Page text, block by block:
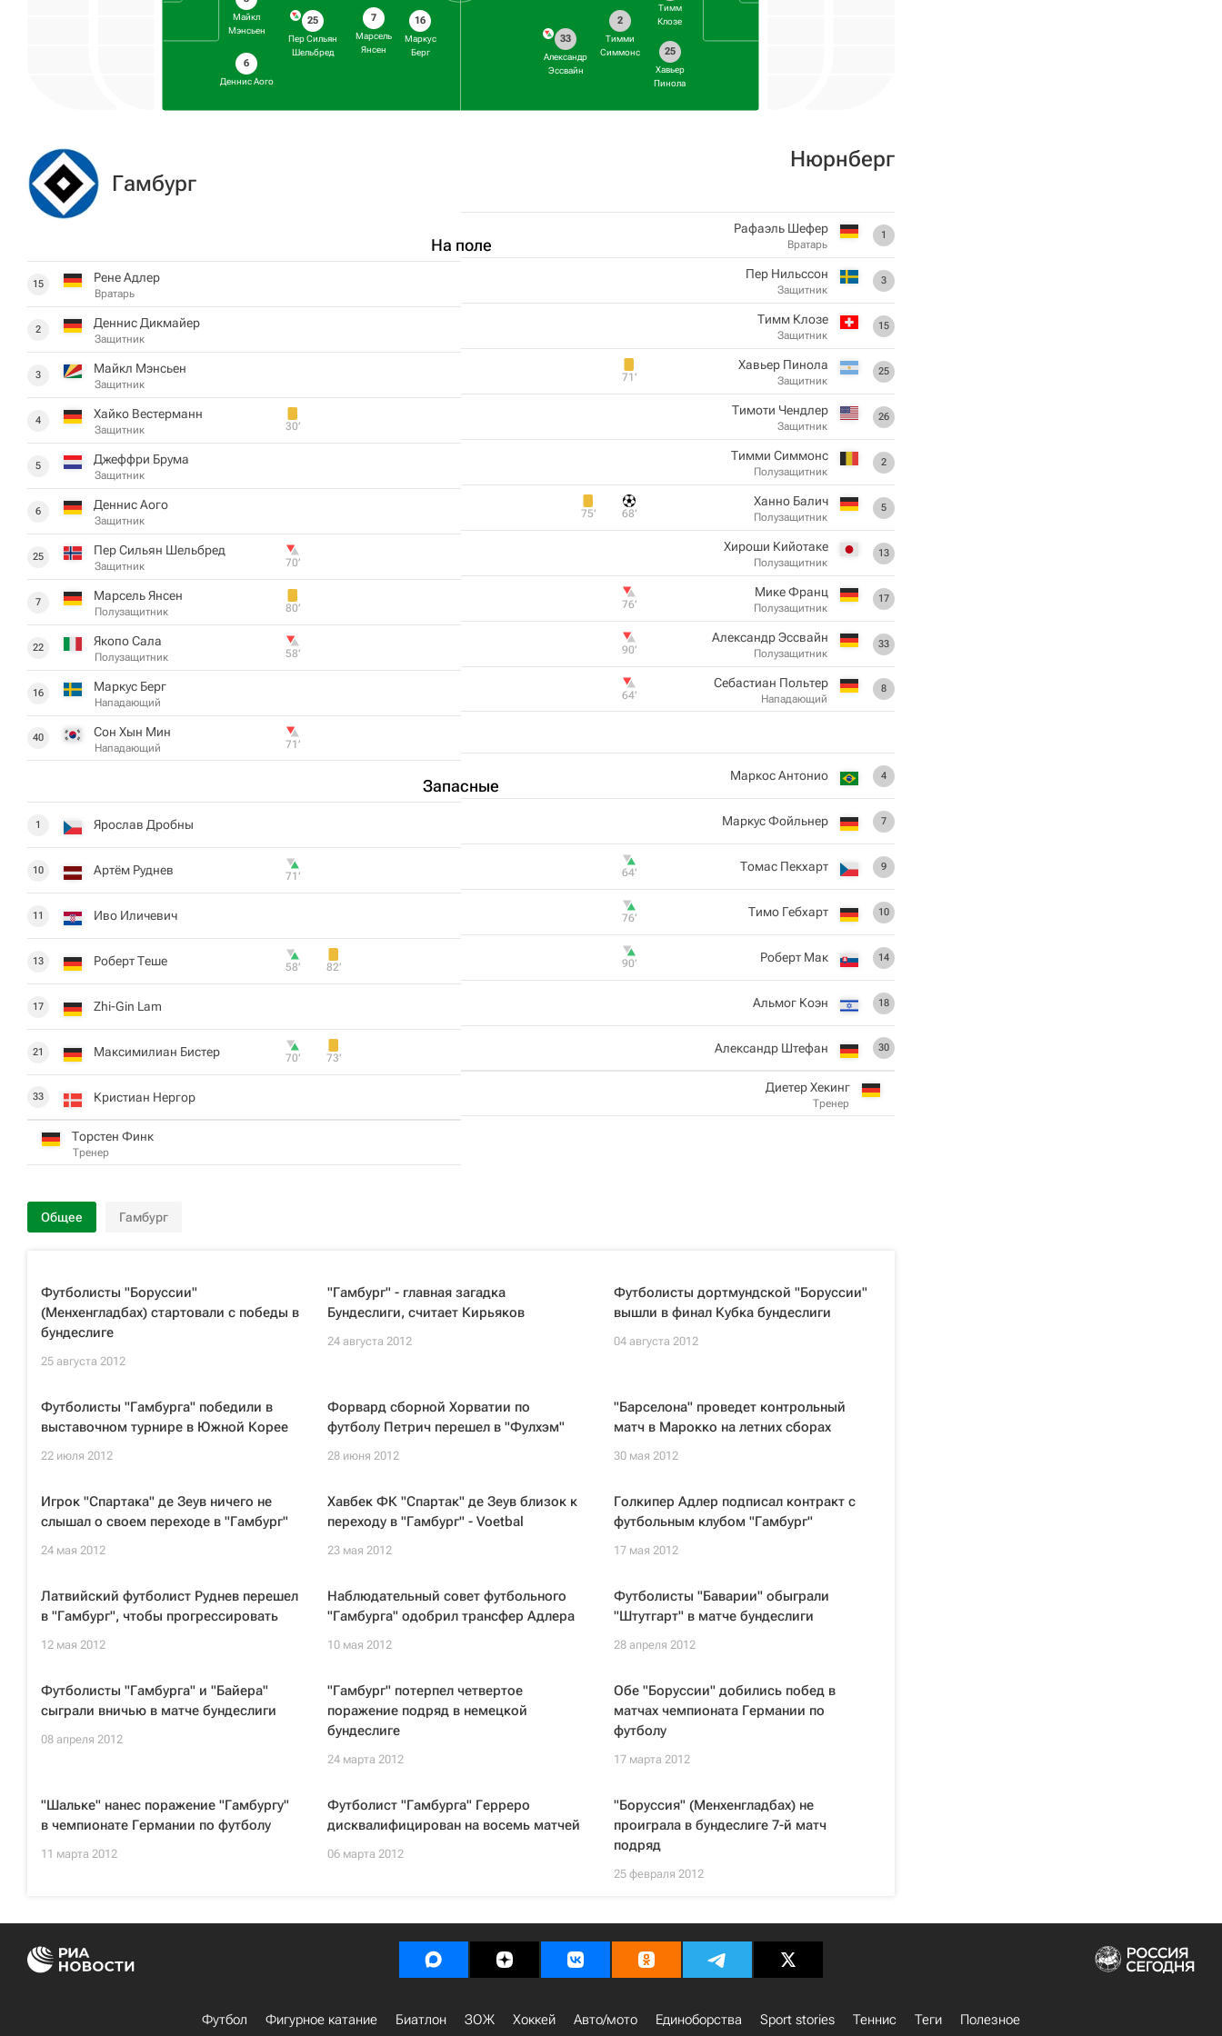
Майкл
Мэнсьен
6
Деннис Аого
25
Пер Сильян
Шельбред
7
Марсель
Янсен
16
Маркус
Берг
Тимм
Клозе
25
Хавьер
Пинола
2
Тимми
Симмонс
33
Александр
Эссвайн
Гамбург
На поле
15 Рене Адлер
Вратарь
2 Деннис Дикмайер
Защитник
3 Майкл Мэнсьен
Защитник
4 Хайко Вестерманн
Защитник 30‎’‎
5 Джеффри Брума
Защитник
6 Деннис Аого
Защитник
25 Пер Сильян Шельбред
Защитник 70‎’‎
7 Марсель Янсен
Полузащитник 80‎’‎
22 Якопо Сала
Полузащитник 58‎’‎
16 Маркус Берг
Нападающий
40 Сон Хын Мин
Нападающий 71‎’‎
Запасные
1 Ярослав Дробны
10 Артём Руднев 71‎’‎
11 Иво Иличевич
13 Роберт Теше 58‎’‎ 82‎’‎
17 Zhi-Gin Lam
21 Максимилиан Бистер 70‎’‎ 73‎’‎
33 Кристиан Нергор
Торстен Финк
Тренер
Нюрнберг
1
Рафаэль Шефер
Вратарь
3
Пер Нильссон
Защитник
15
Тимм Клозе
Защитник
25
Хавьер Пинола
Защитник
71‎’‎
26
Тимоти Чендлер
Защитник
2
Тимми Симмонс
Полузащитник
5
Ханно Балич
Полузащитник
68‎’‎
75‎’‎
13
Хироши Кийотаке
Полузащитник
17
Мике Франц
Полузащитник
76‎’‎
33
Александр Эссвайн
Полузащитник
90‎’‎
8
Себастиан Польтер
Нападающий
64‎’‎
4
Маркос Антонио
7
Маркус Фойльнер
9
Томас Пекхарт
64‎’‎
10
Тимо Гебхарт
76‎’‎
14
Роберт Мак
90‎’‎
18
Альмог Коэн
30
Александр Штефан
Диетер Хекинг
Тренер
Общее Гамбург
Футболисты "Боруссии"
(Менхенгладбах) стартовали с победы в
бундеслиге
25 августа 2012
"Гамбург" - главная загадка
Бундеслиги, считает Кирьяков
24 августа 2012
Футболисты дортмундской "Боруссии"
вышли в финал Кубка бундеслиги
04 августа 2012
Футболисты "Гамбурга" победили в
выставочном турнире в Южной Корее
22 июля 2012
Форвард сборной Хорватии по
футболу Петрич перешел в "Фулхэм"
28 июня 2012
"Барселона" проведет контрольный
матч в Марокко на летних сборах
30 мая 2012
Игрок "Спартака" де Зеув ничего не
слышал о своем переходе в "Гамбург"
24 мая 2012
Хавбек ФК "Спартак" де Зеув близок к
переходу в "Гамбург" - Voetbal
23 мая 2012
Голкипер Адлер подписал контракт с
футбольным клубом "Гамбург"
17 мая 2012
Латвийский футболист Руднев перешел
в "Гамбург", чтобы прогрессировать
12 мая 2012
Наблюдательный совет футбольного
"Гамбурга" одобрил трансфер Адлера
10 мая 2012
Футболисты "Баварии" обыграли
"Штутгарт" в матче бундеслиги
28 апреля 2012
Футболисты "Гамбурга" и "Байера"
сыграли вничью в матче бундеслиги
08 апреля 2012
"Гамбург" потерпел четвертое
поражение подряд в немецкой
бундеслиге
24 марта 2012
Обе "Боруссии" добились побед в
матчах чемпионата Германии по
футболу
17 марта 2012
"Шальке" нанес поражение "Гамбургу"
в чемпионате Германии по футболу
11 марта 2012
Футболист "Гамбурга" Герреро
дисквалифицирован на восемь матчей
06 марта 2012
"Боруссия" (Менхенгладбах) не
проиграла в бундеслиге 7-й матч
подряд
25 февраля 2012
Футбол Фигурное катание Биатлон ЗОЖ Хоккей Авто/мото Единоборства Sport stories Теннис Теги Полезное